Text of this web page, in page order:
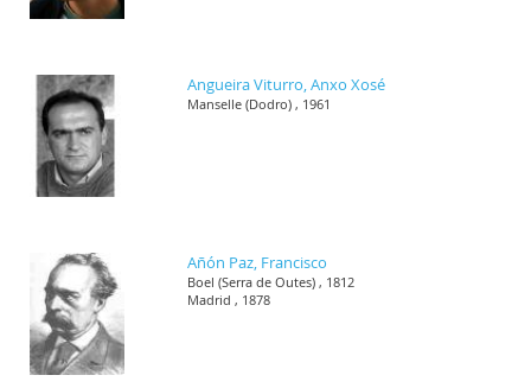
Angueira Viturro, Anxo Xosé
Manselle (Dodro) , 1961
Añón Paz, Francisco
Boel (Serra de Outes) , 1812
Madrid , 1878